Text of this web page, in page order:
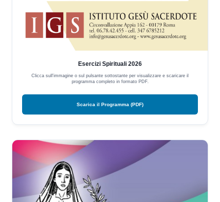
Esercizi Spirituali 2026
Clicca sull'immagine o sul pulsante sottostante per visualizzare e scaricare il
programma completo in formato PDF.
Scarica il Programma (PDF)